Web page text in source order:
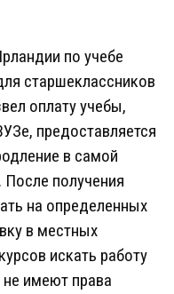
по учебе
старшеклассников
оплату учебы,
предоставляется
в самой
получения
на определенных
в местных
искать работу
не имеют права